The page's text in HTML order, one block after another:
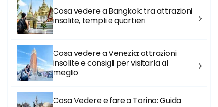
Cosa vedere a Bangkok: tra attrazioni
insolite, templi e quartieri
Cosa vedere a Venezia: attrazioni
insolite e consigli per visitarla al
meglio
Cosa Vedere e fare a Torino: Guida